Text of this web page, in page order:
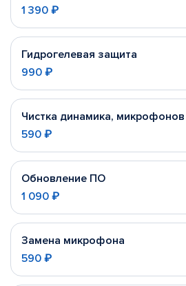
1 390 ₽
Гидрогелевая защита
990 ₽
Чистка динамика,
590 ₽
Обновление ПО
1 090 ₽
Замена микрофона
590 ₽